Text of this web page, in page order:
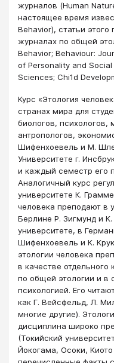
журналов (Human
настоящее время
Behavior), статьи
журналах по общей
Behavior; Behaviour:
of Personality and
Sciences; Chi1d
Курс «Этология
странах мира для
биологов, психологов,
антропологов,
Шифенхоевель и М.
Университете г.
и каждый семестр его
Аналогичный курс
университете К.
человека преподают в
Берлине Р. Зигмунд и
университете, в
Шифенхоевель и К.
этологии человека
в качестве отдельного
по общей этологии и в
психологией. Его
как Г. Вейсфельд, Л.
многие другие).
дисциплина широко
(Токийский
Йокогама, Осоки,